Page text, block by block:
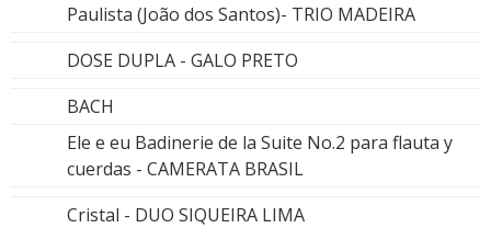
Paulista (João dos Santos)- TRIO MADEIRA
DOSE DUPLA - GALO PRETO
BACH
Ele e eu Badinerie de la Suite No.2 para flauta y
cuerdas - CAMERATA BRASIL
Cristal - DUO SIQUEIRA LIMA